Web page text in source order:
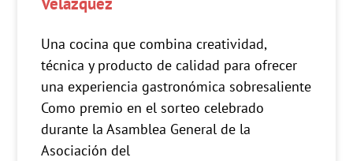
Una cocina que combina creatividad,
técnica y producto de calidad para ofrecer
una experiencia gastronómica sobresaliente
Como premio en el sorteo celebrado
durante la Asamblea General de la
Asociación del